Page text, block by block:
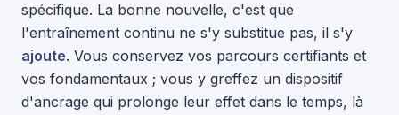
spécifique. La bonne nouvelle, c'est que
l'entraînement continu ne s'y substitue pas, il s'y
ajoute. Vous conservez vos parcours certifiants et
vos fondamentaux ; vous y greffez un dispositif
d'ancrage qui prolonge leur effet dans le temps, là